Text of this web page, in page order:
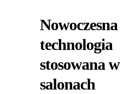
Nowoczesna
technologia
stosowana w
salonach